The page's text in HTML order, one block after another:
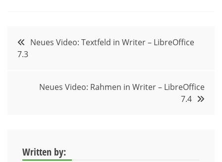
Beitragsnavigation
Neues Video: Textfeld in Writer – LibreOffice
7.3
Neues Video: Rahmen in Writer – LibreOffice
7.4
Written by: